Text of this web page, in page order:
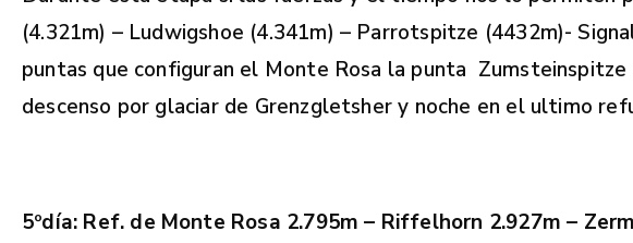
(4.321m) – Ludwigshoe (4.341m) – Parrotspitze (4432m)-
puntas que configuran el Monte Rosa la punta
descenso por glaciar de Grenzgletsher y noche en el ultimo
5ºdía: Ref. de Monte Rosa 2.795m – Riffelhorn 2.927m –